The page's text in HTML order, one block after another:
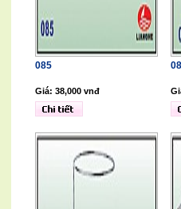
085
Giá: 38,000 vnđ